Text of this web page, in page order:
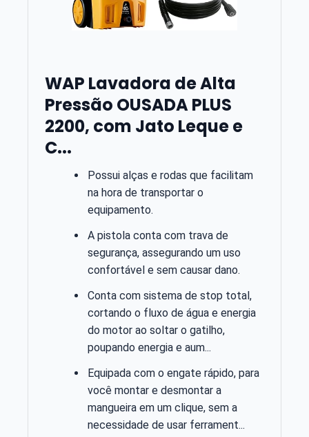
WAP Lavadora de Alta
Pressão OUSADA PLUS
2200, com Jato Leque e
C...
Possui alças e rodas que facilitam
na hora de transportar o
equipamento.
A pistola conta com trava de
segurança, assegurando um uso
confortável e sem causar dano.
Conta com sistema de stop total,
cortando o fluxo de água e energia
do motor ao soltar o gatilho,
poupando energia e aum...
Equipada com o engate rápido, para
você montar e desmontar a
mangueira em um clique, sem a
necessidade de usar ferrament...